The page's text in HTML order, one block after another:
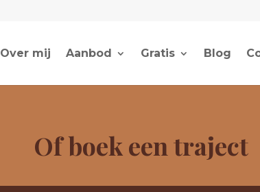
Over mij Aanbod Gratis Blog
Of boek een traject